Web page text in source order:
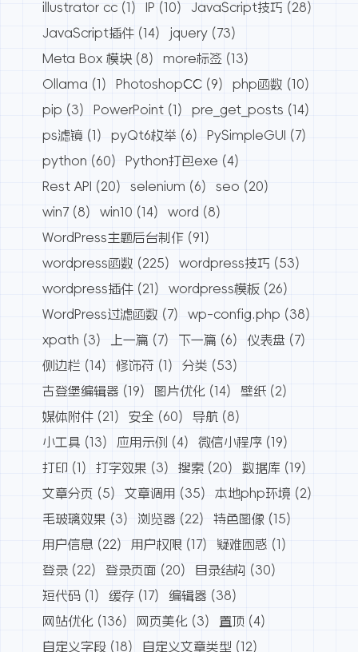
illustrator cc (1) IP (10) JavaScript技巧 (28)
JavaScript插件 (14) jquery (73)
Meta Box 模块 (8) more标签 (13)
Ollama (1) PhotoshopCC (9) php函数 (10)
pip (3) PowerPoint (1) pre_get_posts (14)
ps滤镜 (1) pyQt6枚举 (6) PySimpleGUI
(7)
python (60) Python打包exe (4)
Rest API
(20) selenium (6) seo (20)
win7 (8) win10 (14) word (8)
WordPress主题后台制作 (91)
wordpress函数 (225) wordpress技巧 (53)
wordpress插件 (21) wordpress模板 (26)
WordPress过滤函数 (7) wp-config.php (38)
xpath (3) 上一篇 (7) 下一篇 (6) 仪表盘 (7)
侧边栏 (14) 修饰符 (1) 分类 (53)
古登堡编辑器 (19) 图片优化 (14) 壁纸 (2)
媒体附件 (21) 安全 (60) 导航 (8)
小工具 (13) 应用示例 (4) 微信小程序 (19)
打印 (1) 打字效果 (3) 搜索 (20) 数据库 (19)
文章分页 (5) 文章调用 (35) 本地php环境 (2)
毛玻璃效果 (3) 浏览器 (22) 特色图像 (15)
用户信息 (22) 用户权限 (17) 疑难困惑 (1)
登录 (22) 登录页面 (20) 目录结构 (30)
短代码 (1) 缓存 (17) 编辑器 (38)
网站优化 (136) 网页美化 (3) 置顶 (4)
自定义字段 (18) 自定义文章类型 (12)